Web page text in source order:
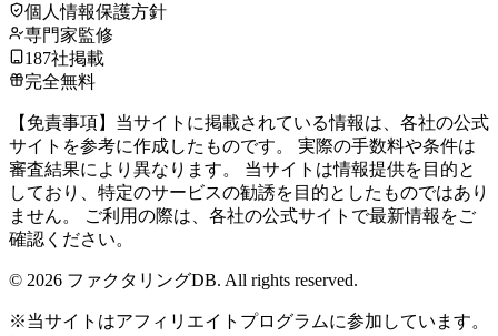
個人情報保護方針
専門家監修
187社掲載
完全無料
【免責事項】当サイトに掲載されている情報は、各社の公式
サイトを参考に作成したものです。 実際の手数料や条件は
審査結果により異なります。 当サイトは情報提供を目的と
しており、特定のサービスの勧誘を目的としたものではあり
ません。 ご利用の際は、各社の公式サイトで最新情報をご
確認ください。
© 2026 ファクタリングDB. All rights reserved.
※当サイトはアフィリエイトプログラムに参加しています。